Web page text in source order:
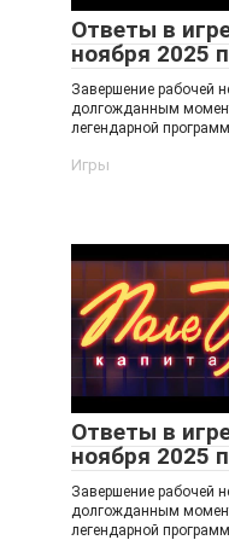
Ответы в
ноября 2025
Завершение рабочей
долгожданным
легендарной
Игры
Ответы в
ноября 2025
Завершение рабочей
долгожданным
легендарной